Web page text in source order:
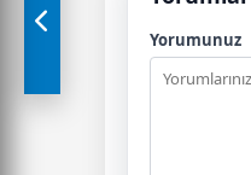
Yorumunuz